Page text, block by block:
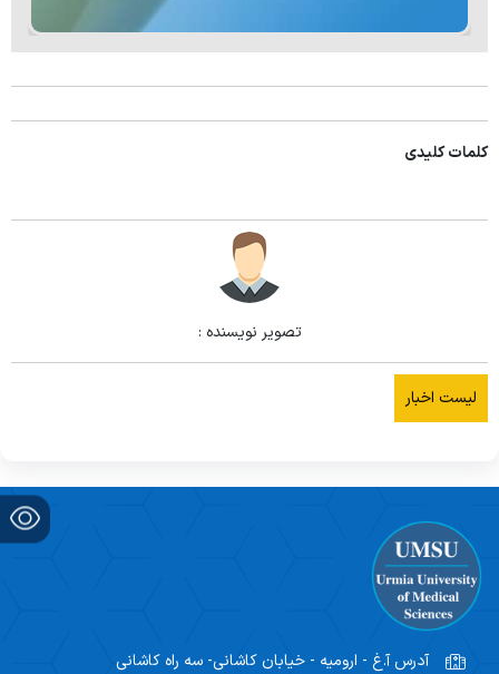
کلمات کلیدی
تصویر نویسنده :
لیست اخبار
آدرسآ.غ - ارومیه - خیابان کاشانی- سه راه کاشانی